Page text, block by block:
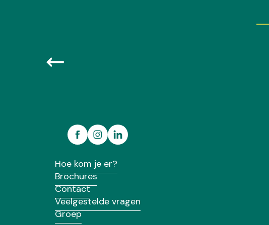
Hoe kom je er?
Brochures
Contact
Veelgestelde vragen
Groep